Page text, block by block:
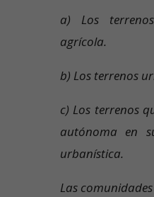
a) Los
agrícola.
b) Los terrenos
c) Los terrenos
autónoma en
urbanística.
Las